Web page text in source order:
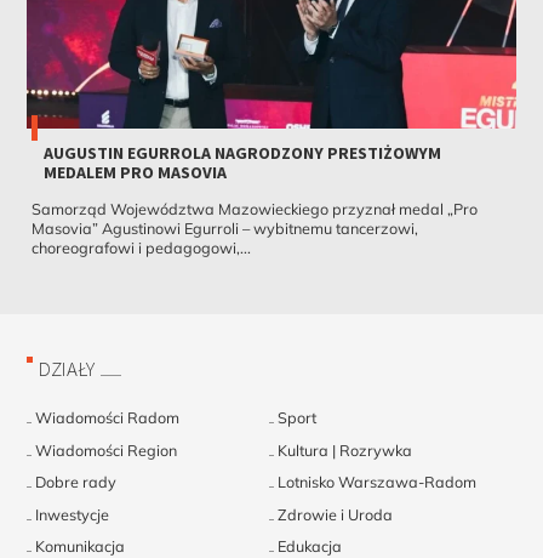
AUGUSTIN EGURROLA NAGRODZONY PRESTIŻOWYM
MEDALEM PRO MASOVIA
Samorząd Województwa Mazowieckiego przyznał medal „Pro
Masovia” Agustinowi Egurroli – wybitnemu tancerzowi,
choreografowi i pedagogowi,...
DZIAŁY
Wiadomości Radom
Sport
Wiadomości Region
Kultura | Rozrywka
Dobre rady
Lotnisko Warszawa-Radom
Inwestycje
Zdrowie i Uroda
Komunikacja
Edukacja